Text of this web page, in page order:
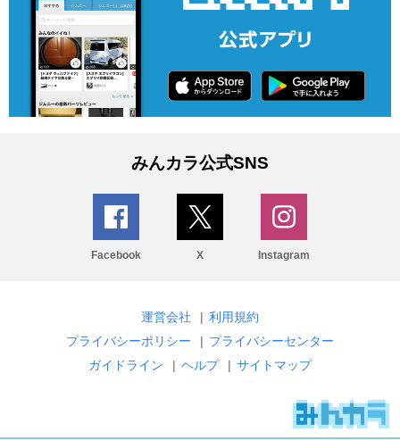
みんカラ公式SNS
Facebook X Instagram
運営会社 | 利用規約
プライバシーポリシー
| プライバシーセンター
ガイドライン
| ヘルプ | サイトマップ